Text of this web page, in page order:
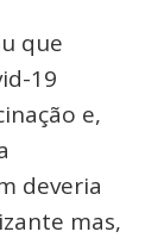
que
19
e,
deveria
mas,